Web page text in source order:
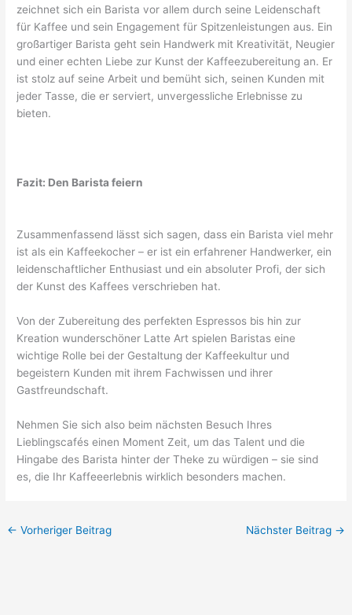
zeichnet sich ein Barista vor allem durch seine Leidenschaft
für Kaffee und sein Engagement für Spitzenleistungen aus. Ein
großartiger Barista geht sein Handwerk mit Kreativität, Neugier
und einer echten Liebe zur Kunst der Kaffeezubereitung an. Er
ist stolz auf seine Arbeit und bemüht sich, seinen Kunden mit
jeder Tasse, die er serviert, unvergessliche Erlebnisse zu
bieten.
Fazit: Den Barista feiern
Zusammenfassend lässt sich sagen, dass ein Barista viel mehr
ist als ein Kaffeekocher – er ist ein erfahrener Handwerker, ein
leidenschaftlicher Enthusiast und ein absoluter Profi, der sich
der Kunst des Kaffees verschrieben hat.
Von der Zubereitung des perfekten Espressos bis hin zur
Kreation wunderschöner Latte Art spielen Baristas eine
wichtige Rolle bei der Gestaltung der Kaffeekultur und
begeistern Kunden mit ihrem Fachwissen und ihrer
Gastfreundschaft.
Nehmen Sie sich also beim nächsten Besuch Ihres
Lieblingscafés einen Moment Zeit, um das Talent und die
Hingabe des Barista hinter der Theke zu würdigen – sie sind
es, die Ihr Kaffeeerlebnis wirklich besonders machen.
← Vorheriger Beitrag Nächster Beitrag →